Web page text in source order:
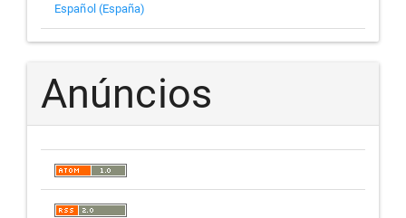
Español (España)
Anúncios